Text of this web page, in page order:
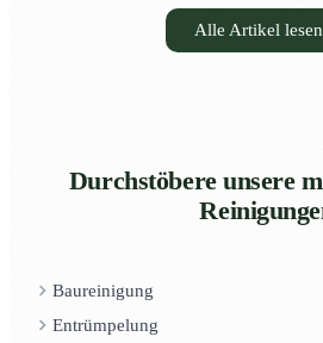
Alle Artikel lesen
Durchstöbere unsere
Baureinigung
Entrümpelung